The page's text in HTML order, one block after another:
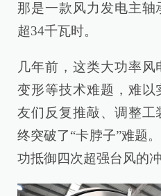
那是一款风力发电主
超34千瓦时。
几年前，这类大功率
变形等技术难题，难以
友们反复推敲、调整工
终突破了“卡脖子”难题
功抵御四次超强台风的冲